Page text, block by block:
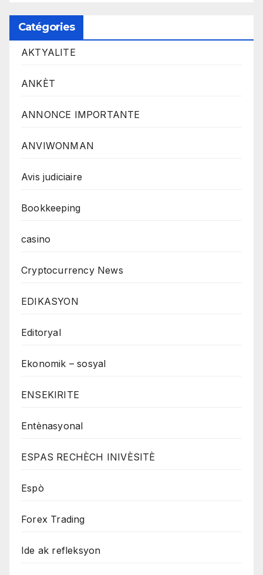
Catégories
AKTYALITE
ANKÈT
ANNONCE IMPORTANTE
ANVIWONMAN
Avis judiciaire
Bookkeeping
casino
Cryptocurrency News
EDIKASYON
Editoryal
Ekonomik – sosyal
ENSEKIRITE
Entènasyonal
ESPAS RECHÈCH INIVÈSITÈ
Espò
Forex Trading
Ide ak refleksyon